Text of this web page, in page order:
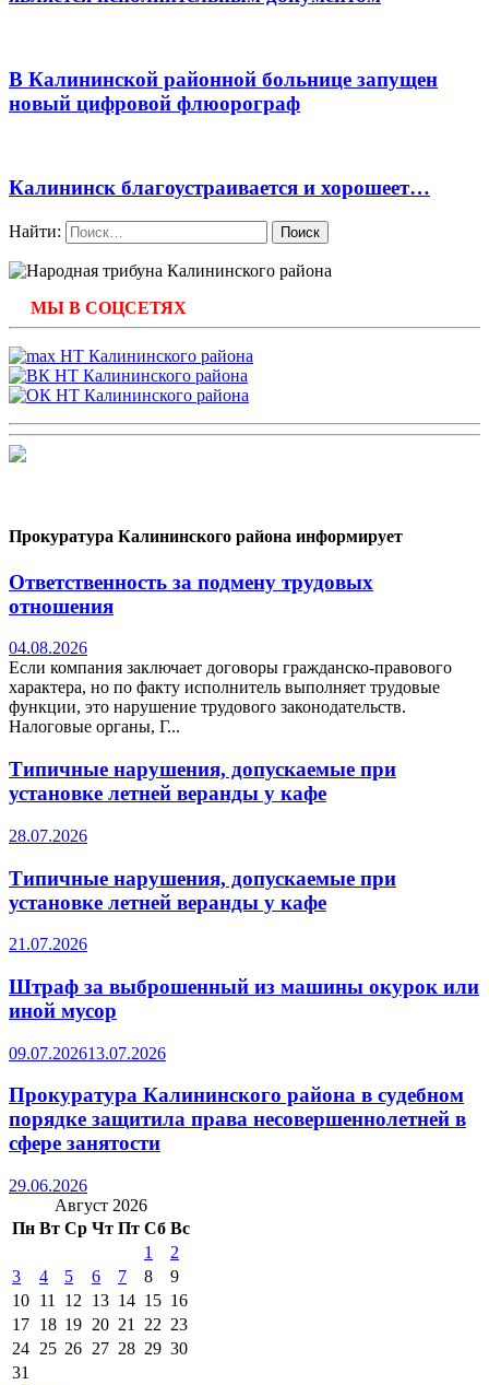
В Калининской районной больнице запущен
новый цифровой флюорограф
Калининск благоустраивается и хорошеет…
Найти:
МЫ В СОЦСЕТЯХ
Прокуратура Калининского района информирует
Ответственность за подмену трудовых
отношения
04.08.2026
Если компания заключает договоры гражданско-правового
характера, но по факту исполнитель выполняет трудовые
функции, это нарушение трудового законодательств.
Налоговые органы, Г...
Типичные нарушения, допускаемые при
установке летней веранды у кафе
28.07.2026
Типичные нарушения, допускаемые при
установке летней веранды у кафе
21.07.2026
Штраф за выброшенный из машины окурок или
иной мусор
09.07.202613.07.2026
Прокуратура Калининского района в судебном
порядке защитила права несовершеннолетней в
сфере занятости
29.06.2026
Август 2026
Пн Вт Ср Чт Пт Сб Вс
1
2
3
4 5 6 7 8
9
10 11 12 13 14 15 16
17 18 19 20 21 22 23
24 25 26 27 28 29 30
31